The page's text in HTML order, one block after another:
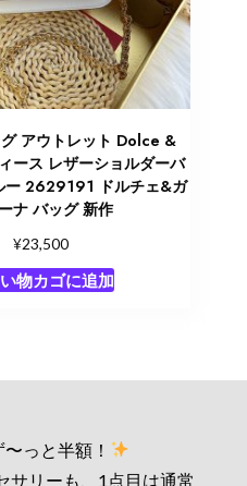
グ アウトレット Dolce &
ース レザーショルダーバ
ー 2629191 ドルチェ&ガ
ナ バッグ 新作
¥23,500
物カゴに追加
っと半額！
サリーも、1点目は通常